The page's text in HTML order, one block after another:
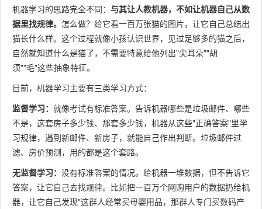
机器学习的思路完全不同： 与其让人教机器，不如让机器自己从数
据里找规律。 怎么做？给它看一百万张猫的图片，让它自己总结出
猫长什么样。这个过程就像小孩认识世界，见过足够多的猫之后，
自然就知道什么是猫了，不需要特意给他列出"尖耳朵""胡
须""毛"这些抽象特征。
目前，机器学习主要有三类学习方式：
监督学习： 就像考试有标准答案。告诉机器哪些是垃圾邮件、哪些
不是，这套房子多少钱、那套多少钱，机器从这些"正确答案"里学
习规律，遇到新邮件、新房子，就能自己作出判断。垃圾邮件过
滤、房价预测，用的都是这个套路。
无监督学习： 没有标准答案的情况。给机器一堆数据，但不告诉它
答案，让它自己去找规律。比如把一百万个网购用户的数据扔给机
器，让它自己发现"这群人经常买母婴用品，那群人专门买数码产